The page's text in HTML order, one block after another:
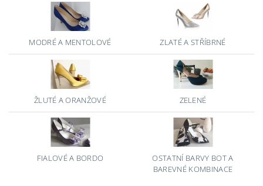
MODRÉ A MENTOLOVÉ ZLATÉ A STŘÍBRNÉ
ŽLUTÉ A ORANŽOVÉ ZELENÉ
FIALOVÉ A BORDO
OSTATNÍ BARVY BOT A
BAREVNÉ KOMBINACE